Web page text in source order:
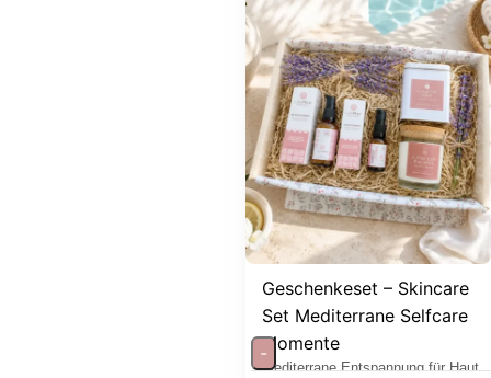
Geschenkeset – Skincare
Set Mediterrane Selfcare
Momente
Mediterrane Entspannung für Haut
-